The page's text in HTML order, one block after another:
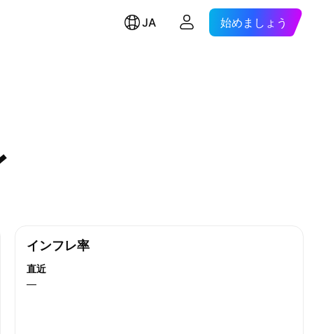
JA 始めましょう
インフレ率
直近
—